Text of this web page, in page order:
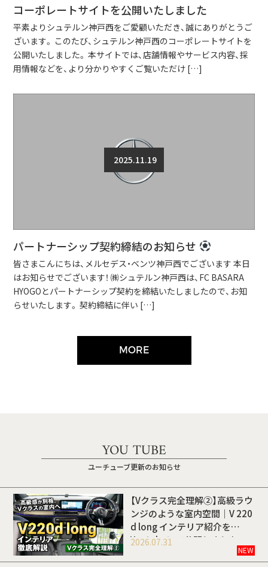
コーポレートサイトを公開いたしました
平素よりシュテルン神戸西をご愛顧いただき、誠にありがとうご
ざいます。 このたび、シュテルン神戸西のコーポレートサイトを
公開いたしました。 本サイトでは、店舗情報やサービス内容、採
用情報などを、より分かりやすくご覧いただけ […]
2025.11.19
パートナーシップ契約締結のお知らせ
皆さまこんにちは、メルセデス・ベンツ神戸西でございます 本日
はお知らせでございます！ ㈱シュテルン神戸西は、FC BASARA
HYOGOとパートナーシップ契約を締結いたしましたので、お知
らせいたします。 契約締結に伴い […]
MORE
YOU TUBE
ユーチューブ更新のお知らせ
【Vクラス完全理解②】高級ラウ
ンジのような室内空間｜V 220
d long インテリア紹介を
Youtubeにて公開しました
2026.07.31
NEW